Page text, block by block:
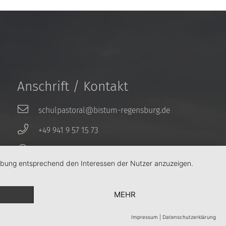
Anschrift / Kontakt
schulpastoral@bistum-regensburg.de
+49 941 9 57 15 73
entsprechend den Interessen der Nutzer anzuzeigen.
MEHR
Impressum Datenschutzerklärung